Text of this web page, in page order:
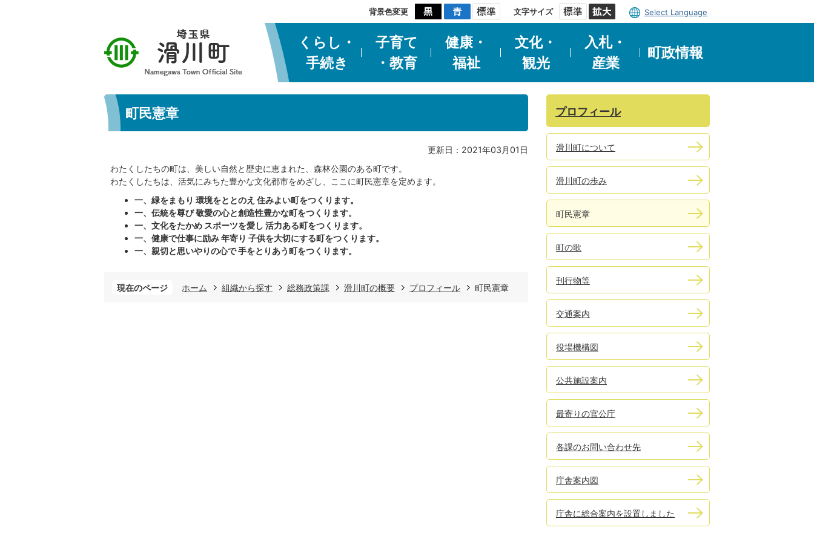
背景色変更 文字サイズ Select Language
くらし・
手続き
子育て
・教育
健康・
福祉
文化・
観光
入札・
産業
町政情報
町民憲章
更新日：2021年03月01日
わたくしたちの町は、美しい自然と歴史に恵まれた、森林公園のある町です。
わたくしたちは、活気にみちた豊かな文化都市をめざし、ここに町民憲章を定めます。
一、緑をまもり 環境をととのえ 住みよい町をつくります。
一、伝統を尊び 敬愛の心と創造性豊かな町をつくります。
一、文化をたかめ スポーツを愛し 活力ある町をつくります。
一、健康で仕事に励み 年寄り 子供を大切にする町をつくります。
一、親切と思いやりの心で 手をとりあう町をつくります。
現在のページ ホーム 組織から探す 総務政策課 滑川町の概要 プロフィール 町民憲章
プロフィール
滑川町について
滑川町の歩み
町民憲章
町の歌
刊行物等
交通案内
役場機構図
公共施設案内
最寄りの官公庁
各課のお問い合わせ先
庁舎案内図
庁舎に総合案内を設置しました